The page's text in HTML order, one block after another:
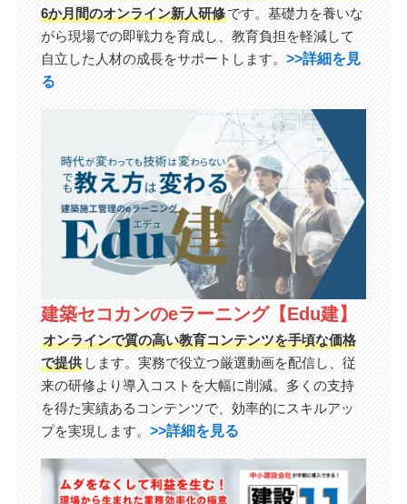
6か月間のオンライン新人研修です。基礎力を養いな
がら現場での即戦力を育成し、教育負担を軽減して
自立した人材の成長をサポートします。 >>詳細を見
る
建築セコカンのeラーニング【Edu建】
オンラインで質の高い教育コンテンツを手頃な価格
で提供します。実務で役立つ厳選動画を配信し、従
来の研修より導入コストを大幅に削減。多くの支持
を得た実績あるコンテンツで、効率的にスキルアッ
プを実現します。 >>詳細を見る